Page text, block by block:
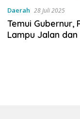
Daerah 28 Juli 2025
Temui Gubernur,
Lampu Jalan